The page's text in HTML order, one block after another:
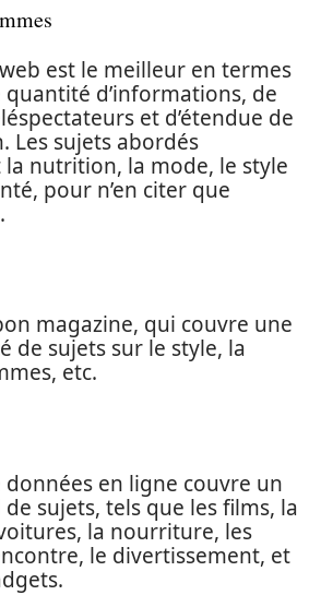
est le meilleur en termes
d’informations, de
et d’étendue de
Les sujets abordés
nutrition, la mode, le style
pour n’en citer que
magazine, qui couvre une
de sujets sur le style, la
etc.
données en ligne couvre un
sujets, tels que les films, la
la nourriture, les
le divertissement, et